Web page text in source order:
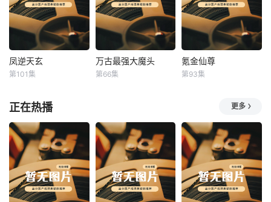
凤逆天玄
凤逆天玄
第101集
万古最强大魔头
万古最强大魔头
第66集
氪金仙尊
氪金仙尊
第93集
正在热播 更多